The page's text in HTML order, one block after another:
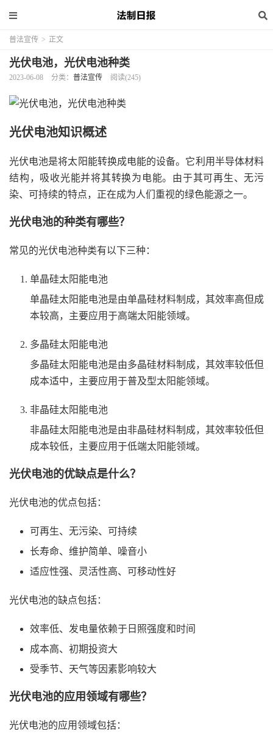
普法宣传 > 正文
光伏电池，光伏电池种类
2023-06-08 分类： 普法宣传 阅读(245)
光伏电池知识概述
光伏电池是将太阳能转换成电能的设备。它利用半导体材料
结构，吸收光能并将其转换为电能。由于其可再生、无污
染、可持续的特点，正在成为人们重视的绿色能源之一。
光伏电池的种类有哪些？
常见的光伏电池种类有以下三种：
单晶硅太阳能电池
单晶硅太阳能电池是由单晶硅材料制成，其效率高但成
本较高，主要应用于高端太阳能领域。
多晶硅太阳能电池
多晶硅太阳能电池是由多晶硅材料制成，其效率较低但
成本适中，主要应用于普及型太阳能领域。
非晶硅太阳能电池
非晶硅太阳能电池是由非晶硅材料制成，其效率较低但
成本较低，主要应用于低端太阳能领域。
光伏电池的优缺点是什么？
光伏电池的优点包括：
可再生、无污染、可持续
长寿命、维护简单、噪音小
适应性强、灵活性高、可移动性好
光伏电池的缺点包括：
效率低、发电量依赖于日照强度和时间
成本高、初期投资大
受季节、天气等因素影响较大
光伏电池的应用领域有哪些？
光伏电池的应用领域包括：